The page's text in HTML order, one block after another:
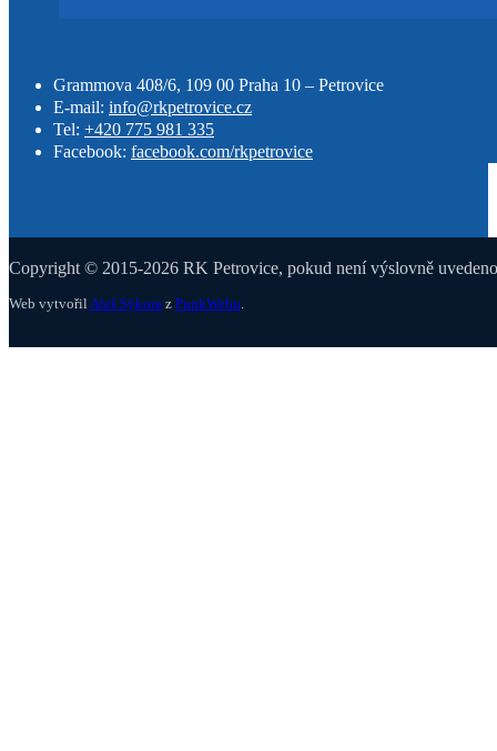
Grammova 408/6, 109 00 Praha 10 – Petrovice
E-mail: info@rkpetrovice.cz
Tel: +420 775 981 335
Facebook: facebook.com/rkpetrovice
Copyright © 2015-2026 RK Petrovice, pokud není výslovně
Web vytvořil Aleš Sýkora z PunkWebu